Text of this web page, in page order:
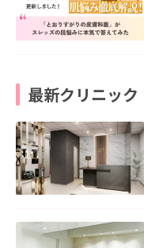
最新クリニック